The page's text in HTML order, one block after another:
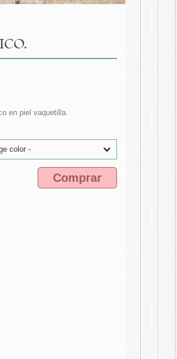
en piel vaquetilla.
color -
Comprar